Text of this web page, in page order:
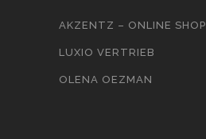
AKZENTZ – ONLINE SHOP
LUXIO VERTRIEB
OLENA OEZMAN